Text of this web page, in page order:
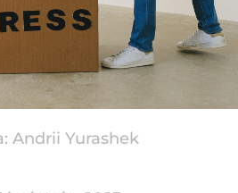
Andrii Yurashek